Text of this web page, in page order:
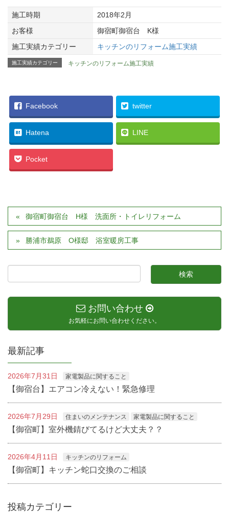
施工時期
2018年2月
お客様
御宿町御宿台 K様
施工実績カテゴリー
キッチンのリフォーム施工実績
施工実績カテゴリー キッチンのリフォーム施工実績
Facebook twitter
Hatena LINE
Pocket
御宿町御宿台 H様 洗面所・トイレリフォーム
勝浦市鵜原 O様邸 浴室暖房工事
お問い合わせ
お気軽にお問い合わせください。
最新記事
2026年7月31日 家電製品に関すること
【御宿台】エアコン冷えない！緊急修理
2026年7月29日 住まいのメンテナンス 家電製品に関すること
【御宿町】室外機錆びてるけど大丈夫？？
2026年4月11日 キッチンのリフォーム
【御宿町】キッチン蛇口交換のご相談
投稿カテゴリー